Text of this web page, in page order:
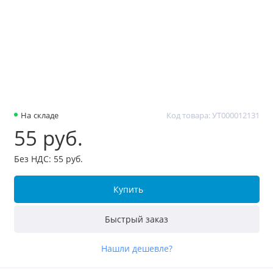
На складе Код товара: УТ000012131
55 руб.
Без НДС: 55 руб.
Купить
Быстрый заказ
Нашли дешевле?